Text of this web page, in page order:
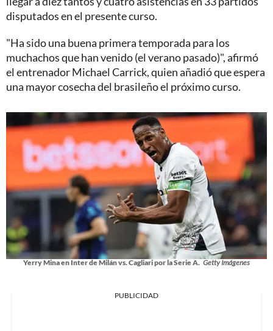
disputados en el presente curso.
"Ha sido una buena primera temporada para los
muchachos que han venido (el verano pasado)", afirmó
el entrenador Michael Carrick, quien añadió que espera
una mayor cosecha del brasileño el próximo curso.
Yerry Mina en Inter de Milán vs. Cagliari por la Serie A. Getty Imágenes
PUBLICIDAD